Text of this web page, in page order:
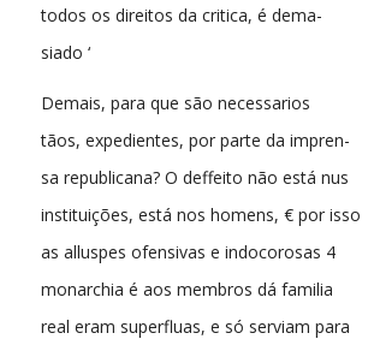
todos os direitos da critica, é dema-
siado ‘
Demais, para que são necessarios
tãos, expedientes, por parte da impren-
sa republicana? O deffeito não está nus
instituições, está nos homens, € por isso
as alluspes ofensivas e indocorosas 4
monarchia é aos membros dá familia
real eram superfluas, e só serviam para